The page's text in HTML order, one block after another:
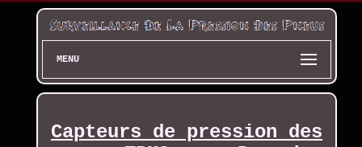
MENU
Capteurs de pression des